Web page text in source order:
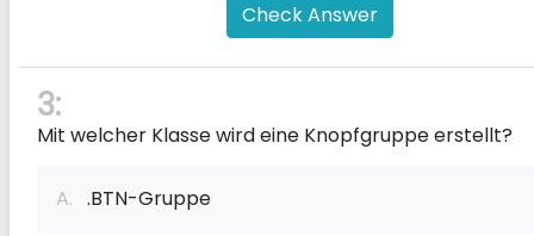
Check Answer
3:
Mit welcher Klasse wird eine Knopfgruppe erstellt?
A. .BTN-Gruppe